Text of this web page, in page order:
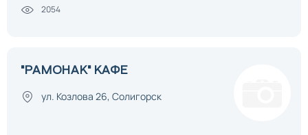
2054
"РАМОНАК" КАФЕ
ул. Козлова 26, Солигорск